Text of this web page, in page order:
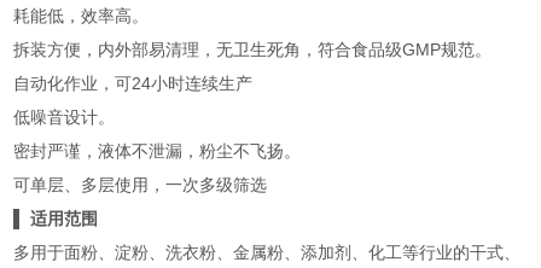
耗能低，效率高。
拆装方便，内外部易清理，无卫生死角，符合食品级GMP规范。
自动化作业，可24小时连续生产
低噪音设计。
密封严谨，液体不泄漏，粉尘不飞扬。
可单层、多层使用，一次多级筛选
▌ 适用范围
多用于面粉、淀粉、洗衣粉、金属粉、添加剂、化工等行业的干式、